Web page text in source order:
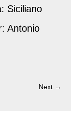
Siciliano
Antonio
Next →